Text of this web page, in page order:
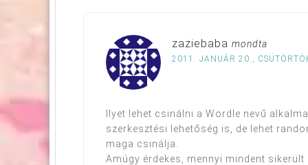
zaziebaba mondta
2011. JANUÁR 20.,
Ilyet lehet csinálni a Wordle nevű
szerkesztési lehetőség is, de lehet
maga csinálja.
Amúgy érdekes, mennyi mindent